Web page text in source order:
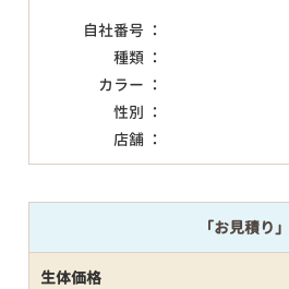
自社番号 ：
種類 ：
カラー ：
性別 ：
店舗 ：
「お見積り」
生体価格